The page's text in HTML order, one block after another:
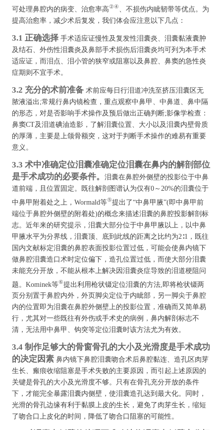
可处理鼻腔内的病变、治愈率高②④、不损伤内眦韧带等优点。为
提高治愈率，减少术后复发，我们体会应注意以下几点：
3.1 正确选择 手术适应证慢性及复发性泪囊炎、泪囊黏液囊肿
及结石、外伤性泪囊炎及鼻部手术损伤后泪囊炎均可列为本手术
适应证，而泪点、泪小管的狭窄或阻塞以及鼻腔、鼻窦的急性炎
症期则不宜手术。
3.2 充分的术前准备术前应每日行泪道冲洗至挤压泪囊区无
脓液溢出;常规行鼻内镜检查，重点观察中鼻甲、中鼻道、鼻中隔
的形态，对是否影响手术操作及预后做出正确判断;影像学检查：
鼻窦CT及泪道碘油造影，了解泪囊位置、大小以及泪囊内壁骨质
的厚薄，主要是上颌骨额突，这对于判断手术操作的难易有重要
意义。
3.3 术中准确定位泪囊准确定位泪囊在鼻内的解剖部位
是手术成功的必要条件。
泪囊在鼻腔外侧壁的投影位于中鼻
道前端，且位置固定。既往解剖图谱认为仅有0～20%的泪囊位于
中鼻甲附着处之上，Wormald等⑤提出了“中鼻甲腋”(即中鼻甲前
端位于鼻腔外侧壁的附着处)的概念来描述泪囊的鼻腔投影解剖标
志。近年来的研究提示，泪囊大部分位于中鼻甲腋以上，以中鼻
甲腋水平为分界线，泪囊顶、底到此线的距离之比约为2∶1，既往
国内文献标定泪囊的鼻腔表面投影位置过低，可能会使鼻内镜下
做鼻腔泪囊造口术时定位偏下，造孔位置过低，而使大部分泪囊
未能充分开放，不能从根本上解决因泪囊炎症导致的泪道梗阻问
题。Kominek等⑥提出利用枪状镊定位泪囊的方法,即将枪状镊两
页分别置于鼻腔内外，外页脚尖定位于内眦部，另一脚尖于鼻腔
内的位置即为泪囊在鼻腔外侧壁上的投影位置，准确而又简单易
行，尤其对一些既往有外伤或手术史的病例，鼻内解剖标志不
清，无法用中鼻甲、钩突等定位泪囊时该方法尤为有效。
3.4 制作足够大的骨窗骨孔的大小及光滑度是手术成功
的决定因素 鼻内镜下鼻腔泪囊吻合术后鼻腔黏连、造孔区肉芽
生长、瘢痕收缩阻塞是手术失败的主要原因，而引起上述原因的
关键是骨孔的大小及光滑度不够。只有在骨孔充分开放的条件
下，才能完全暴露泪囊内侧壁，使泪囊造孔达到最大化。同时，
光滑的骨孔边缘有利于黏膜上皮的生长，避免了肉芽生长，缩短
了吻合口上皮化的时间，降低了吻合口阻塞的可能性。